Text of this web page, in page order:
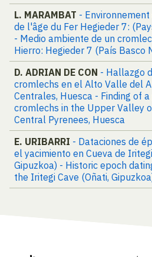
L. MARAMBAT -
de l'âge du Fer Hegieder 7:
- Medio ambiente de un
Hierro: Hegieder 7 (País Basco
D. ADRIAN DE CON - Hallazgo
cromlechs en el Alto Valle del
Centrales, Huesca - Finding of
cromlechs in the Upper Valley
Central Pyrenees, Huesca
E. URIBARRI - Dataciones de
el yacimiento en Cueva de
Gipuzkoa) - Historic epoch
the Iritegi Cave (Oñati,